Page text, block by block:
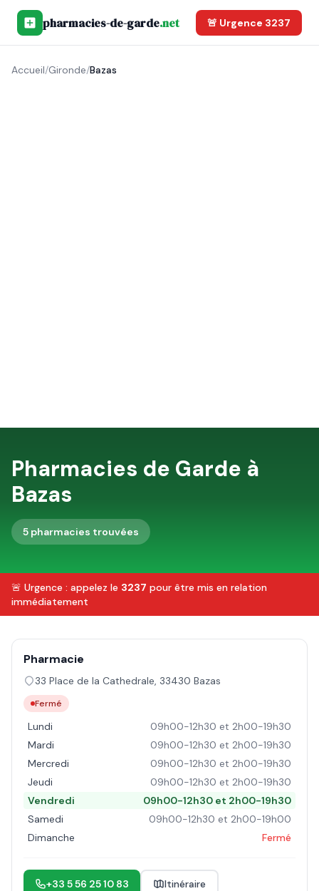
pharmacies-de-garde.net 🚨 Urgence 3237
Accueil/Gironde/Bazas
Pharmacies de Garde à
Bazas
5 pharmacies trouvées
🚨 Urgence : appelez le 3237 pour être mis en relation
immédiatement
Pharmacie
33 Place de la Cathedrale, 33430 Bazas
Fermé
Lundi
09h00-12h30 et 2h00-19h30
Mardi
09h00-12h30 et 2h00-19h30
Mercredi
09h00-12h30 et 2h00-19h30
Jeudi
09h00-12h30 et 2h00-19h30
Vendredi
09h00-12h30 et 2h00-19h30
Samedi
09h00-12h30 et 2h00-19h00
Dimanche
Fermé
+33 5 56 25 10 83 Itinéraire